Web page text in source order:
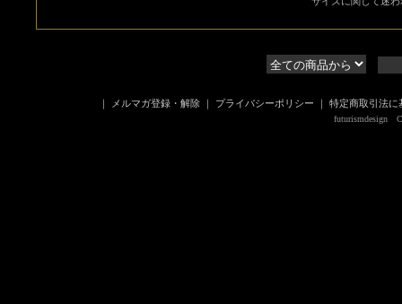
｜ メルマガ登録・解除 ｜ プライバシーポリシー ｜ 特定商取引法に
futurismdesign